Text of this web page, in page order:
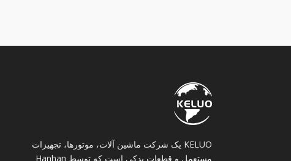
KELUO یک شرکت ماشین آلات، موتورها، تجهیزات
مستعمل و قطعات یدکی است که توسط Hanhan